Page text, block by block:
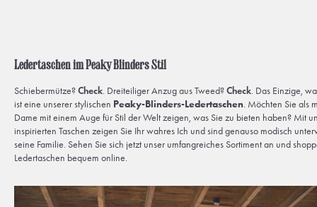
Ledertaschen im Peaky Blinders Stil
Schiebermütze?Check. Dreiteiliger Anzug aus Tweed?Check. Das Einzige,
ist eine unserer stylischen Peaky-Blinders-Ledertaschen. Möchten Sie als
Dame mit einem Auge für Stil der Welt zeigen, was Sie zu bieten haben? Mit
inspirierten Taschen zeigen Sie Ihr wahres Ich und sind genauso modisch
seine Familie. Sehen Sie sich jetzt unser umfangreiches Sortiment an und
Ledertaschen bequem online.